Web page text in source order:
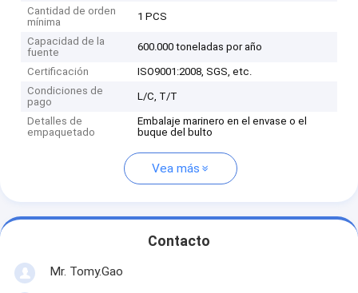
Cantidad de orden
mínima
1 PCS
Capacidad de la
fuente
600.000 toneladas por año
Certificación
ISO9001:2008, SGS, etc.
Condiciones de
pago
L/C, T/T
Detalles de
empaquetado
Embalaje marinero en el envase o el
buque del bulto
Vea más
Contacto
Mr. Tomy.Gao